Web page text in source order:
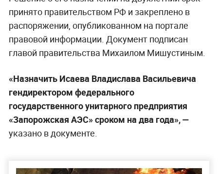
принято правительством РФ и закреплено в
распоряжении, опубликованном на портале
правовой информации. Документ подписан
главой правительства Михаилом Мишустиным.
«Назначить Исаева Владислава Васильевича
гендиректором федерального
государственного унитарного предприятия
«Запорожская АЭС» сроком на два года», —
указано в документе.